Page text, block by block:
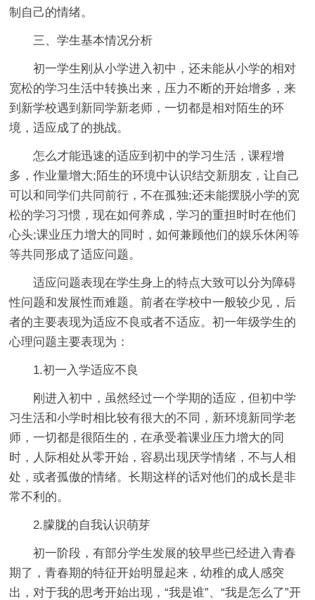
制自己的情绪。
三、学生基本情况分析
初一学生刚从小学进入初中，还未能从小学的相对
宽松的学习生活中转换出来，压力不断的开始增多，来
到新学校遇到新同学新老师，一切都是相对陌生的环
境，适应成了的挑战。
怎么才能迅速的适应到初中的学习生活，课程增
多，作业量增大;陌生的环境中认识结交新朋友，让自己
可以和同学们共同前行，不在孤独;还未能摆脱小学的宽
松的学习习惯，现在如何养成，学习的重担时时在他们
心头;课业压力增大的同时，如何兼顾他们的娱乐休闲等
等共同形成了适应问题。
适应问题表现在学生身上的特点大致可以分为障碍
性问题和发展性而难题。前者在学校中一般较少见，后
者的主要表现为适应不良或者不适应。初一年级学生的
心理问题主要表现为：
1.初一入学适应不良
刚进入初中，虽然经过一个学期的适应，但初中学
习生活和小学时相比较有很大的不同，新环境新同学老
师，一切都是很陌生的，在承受着课业压力增大的同
时，人际相处从零开始，容易出现厌学情绪，不与人相
处，或者孤傲的情绪。长期这样的话对他们的成长是非
常不利的。
2.朦胧的自我认识萌芽
初一阶段，有部分学生发展的较早些已经进入青春
期了，青春期的特征开始明显起来，幼稚的成人感突
出，对于我的思考开始出现，“我是谁”、“我是怎么了”开